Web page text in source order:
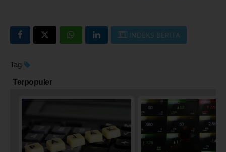
INDEKS BERITA
Tag
Terpopuler